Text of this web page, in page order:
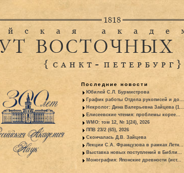
Последние новости
Юбилей С.Л. Бурмистрова
График работы Отдела рукописей и до...
Некролог: Дина Валерьевна Зайцева (1...
Елисеевские чтения: проблемы корее...
WMO: том 12, № 1(24), 2026
ППВ 23/2 (65), 2026
Скончалась Д.В. Зайцева
Лекции С.А. Французова в рамках Летн...
Выставка новых поступлений в Библи...
Монография: Японские древности (ист...